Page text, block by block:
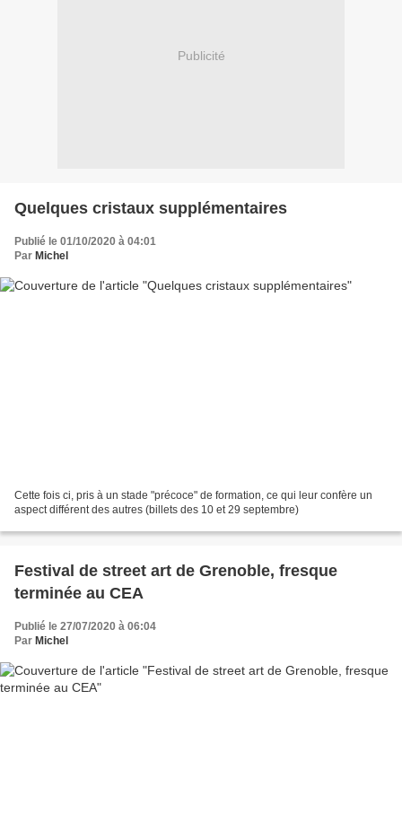
Publicité
Quelques cristaux supplémentaires
Publié le 01/10/2020 à 04:01
Par Michel
Cette fois ci, pris à un stade "précoce" de formation, ce qui leur confère un
aspect différent des autres (billets des 10 et 29 septembre)
Festival de street art de Grenoble, fresque
terminée au CEA
Publié le 27/07/2020 à 06:04
Par Michel